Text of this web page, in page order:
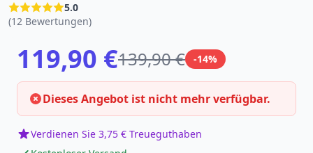
5.0
(12 Bewertungen)
119,90 €139,90 € -14%
Dieses Angebot ist nicht mehr verfügbar.
Verdienen Sie 3,75 € Treueguthaben